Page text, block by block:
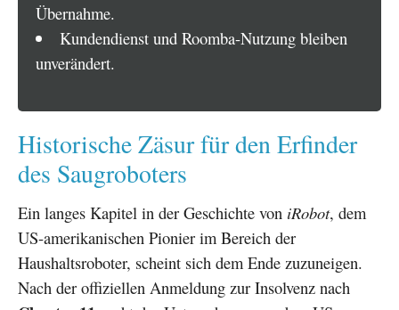
Übernahme.
Kundendienst und Roomba-Nutzung bleiben
unverändert.
Historische Zäsur für den Erfinder
des Saugroboters
Ein langes Kapitel in der Geschichte von iRobot, dem
US-amerikanischen Pionier im Bereich der
Haushaltsroboter, scheint sich dem Ende zuzuneigen.
Nach der offiziellen Anmeldung zur Insolvenz nach